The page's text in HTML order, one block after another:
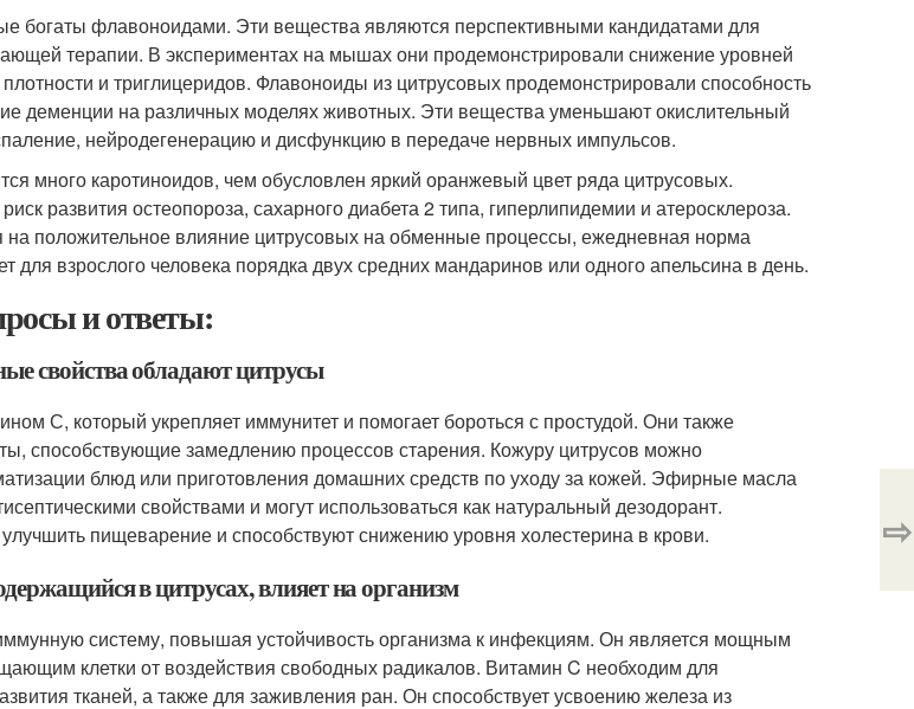
богаты флавоноидами. Эти вещества являются перспективными кандидатами для
терапии. В экспериментах на мышах они продемонстрировали снижение уровней
и триглицеридов. Флавоноиды из цитрусовых продемонстрировали способность
деменции на различных моделях животных. Эти вещества уменьшают окислительный
нейродегенерацию и дисфункцию в передаче нервных импульсов.
много каротиноидов, чем обусловлен яркий оранжевый цвет ряда цитрусовых.
развития остеопороза, сахарного диабета 2 типа, гиперлипидемии и атеросклероза.
на положительное влияние цитрусовых на обменные процессы, ежедневная норма
для взрослого человека порядка двух средних мандаринов или одного апельсина в день.
и ответы:
свойства обладают цитрусы
С, который укрепляет иммунитет и помогает бороться с простудой. Они также
способствующие замедлению процессов старения. Кожуру цитрусов можно
блюд или приготовления домашних средств по уходу за кожей. Эфирные масла
свойствами и могут использоваться как натуральный дезодорант.
пищеварение и способствуют снижению уровня холестерина в крови.
в цитрусах, влияет на организм
систему, повышая устойчивость организма к инфекциям. Он является мощным
клетки от воздействия свободных радикалов. Витамин C необходим для
тканей, а также для заживления ран. Он способствует усвоению железа из
⇨